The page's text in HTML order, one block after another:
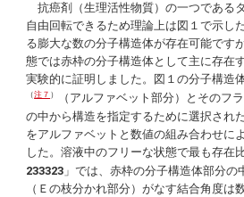
抗癌剤（生理活性物質）の一つである
自由回転できるため理論上は図１で示し
る膨大な数の分子構造体が存在可能です
態では赤枠の分子構造体として主に存在
実験的に証明しました。図１の分子構造
（注７ ）
（アルファベット部分）とそのフ
の中から構造を指定するために選択され
をアルファベットと数値の組み合わせに
した。溶液中のフリーな状態で最も存在
233323 」では、赤枠の分子構造体部分の
（Ｅの枝分かれ部分）がなす結合角度は